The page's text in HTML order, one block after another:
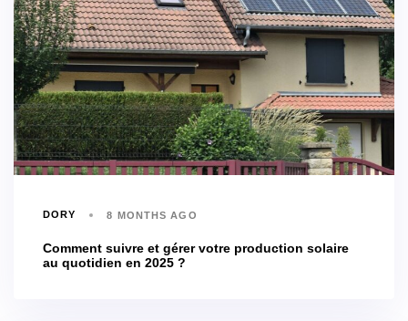
DORY 8 MONTHS AGO
Comment suivre et gérer votre production solaire
au quotidien en 2025 ?